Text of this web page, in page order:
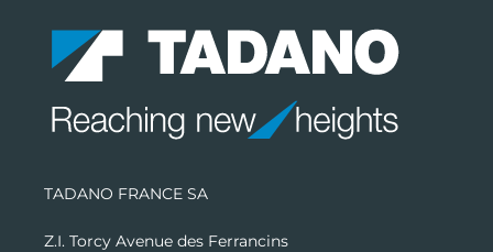
TADANO FRANCE SA
Z.I. Torcy Avenue des Ferrancins